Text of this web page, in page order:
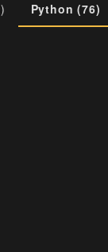
) Python (76)